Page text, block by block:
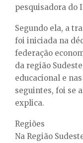
pesquisadora do
Segundo ela, a
foi iniciada na
federação
da região
educacional e
seguintes, foi se
explica.
Regiões
Na Região